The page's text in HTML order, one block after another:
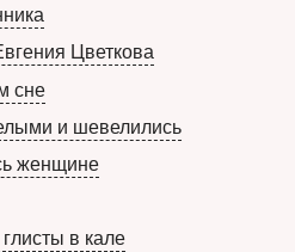
Цветкова
сне
и шевелились
женщине
в кале